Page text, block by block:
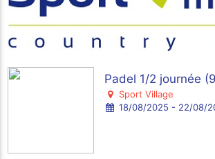
Padel 1/2 journée
Sport Village
18/08/2025 - 22/08/